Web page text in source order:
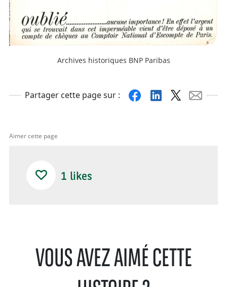
Archives historiques BNP Paribas
Partager cette page sur : FacebookLinkedin Mail
Aimer cette page
1 likes
VOUS AVEZ AIMÉ CETTE